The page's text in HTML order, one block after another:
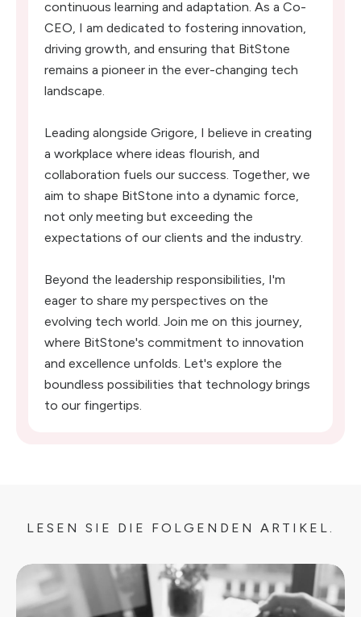
continuous learning and adaptation. As a Co-
CEO, I am dedicated to fostering innovation,
driving growth, and ensuring that BitStone
remains a pioneer in the ever-changing tech
landscape.
Leading alongside Grigore, I believe in creating
a workplace where ideas flourish, and
collaboration fuels our success. Together, we
aim to shape BitStone into a dynamic force,
not only meeting but exceeding the
expectations of our clients and the industry.
Beyond the leadership responsibilities, I'm
eager to share my perspectives on the
evolving tech world. Join me on this journey,
where BitStone's commitment to innovation
and excellence unfolds. Let's explore the
boundless possibilities that technology brings
to our fingertips.
LESEN SIE DIE FOLGENDEN ARTIKEL.